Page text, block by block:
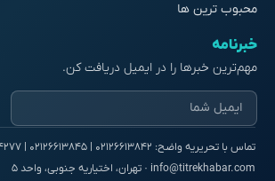
محبوب ترین ها
خبرنامه
مهم‌ترین خبرها را در ایمیل دریافت کن.